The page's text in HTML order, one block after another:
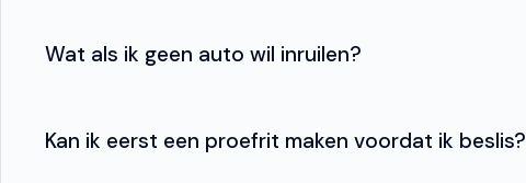
Wat als ik geen auto wil inruilen?
Kan ik eerst een proefrit maken voordat ik beslis?